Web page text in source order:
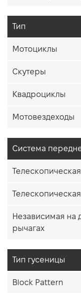
Тип
Мотоциклы
Скутеры
Квадроциклы
Мотовездеходы
Система
Независимая на
рычагах
Тип гусеницы
Block Pattern